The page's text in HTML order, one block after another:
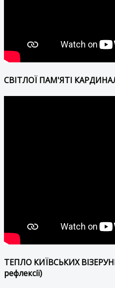
СВІТЛОЇ ПАМ'ЯТІ
ТЕПЛО КИЇВСЬКИХ
рефлексії)